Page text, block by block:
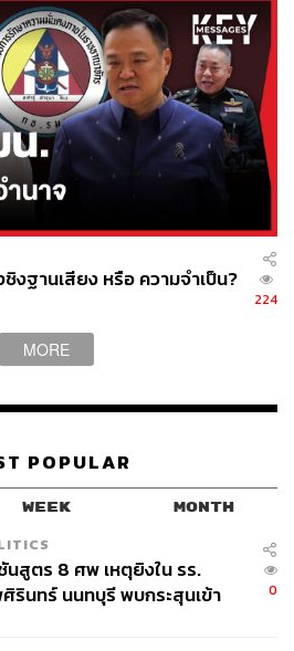
งฐานเสียง หรือ ความจำเป็น?
224
MORE
POPULAR
WEEK MONTH
นสูตร 8 ศพ เหตุยิงใน รร.
ศิรินทร์ นนทบุรี พบกระสุนเข้า
0